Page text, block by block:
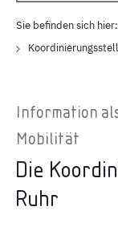
Sie befinden sich hier:
Information
Mobilität
Die
Ruhr